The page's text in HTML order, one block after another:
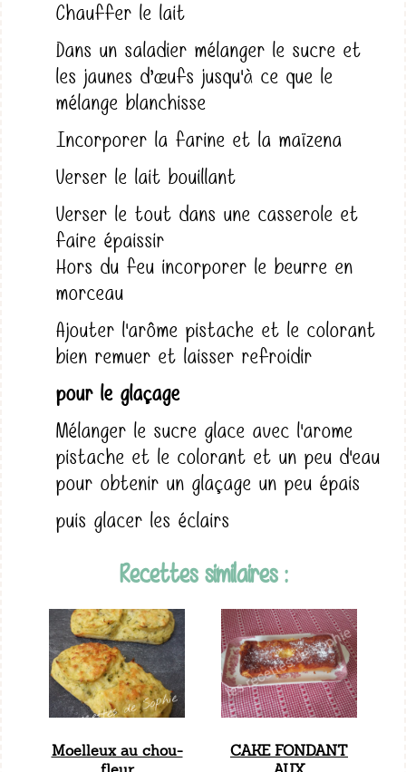
Chauffer le lait
Dans un saladier mélanger le sucre et
les jaunes d’œufs jusqu'à ce que le
mélange blanchisse
Incorporer la farine et la maïzena
Verser le lait bouillant
Verser le tout dans une casserole et
faire épaissir
Hors du feu incorporer le beurre en
morceau
Ajouter l'arôme pistache et le colorant
bien remuer et laisser refroidir
pour le glaçage
Mélanger le sucre glace avec l'arome
pistache et le colorant et un peu d'eau
pour obtenir un glaçage un peu épais
puis glacer les éclairs
Recettes similaires :
Moelleux au chou-
CAKE FONDANT